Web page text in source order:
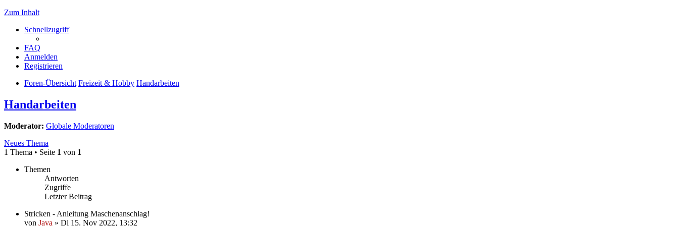
Zum Inhalt
Schnellzugriff
FAQ
Anmelden
Registrieren
Foren-Übersicht Freizeit & Hobby Handarbeiten
Handarbeiten
Moderator: Globale Moderatoren
Neues Thema
1 Thema • Seite 1 von 1
Themen
Antworten
Zugriffe
Letzter Beitrag
Stricken - Anleitung Maschenanschlag!
von Java » Di 15. Nov 2022, 13:32